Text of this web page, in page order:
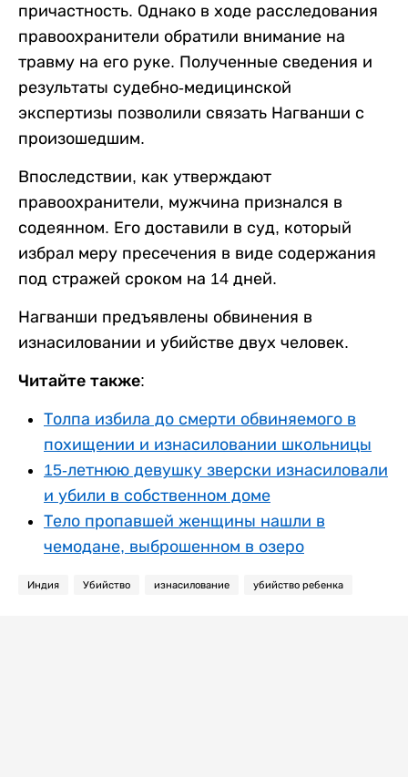
причастность. Однако в ходе расследования
правоохранители обратили внимание на
травму на его руке. Полученные сведения и
результаты судебно-медицинской
экспертизы позволили связать Нагванши с
произошедшим.
Впоследствии, как утверждают
правоохранители, мужчина признался в
содеянном. Его доставили в суд, который
избрал меру пресечения в виде содержания
под стражей сроком на 14 дней.
Нагванши предъявлены обвинения в
изнасиловании и убийстве двух человек.
Читайте также:
Толпа избила до смерти обвиняемого в
похищении и изнасиловании школьницы
15-летнюю девушку зверски изнасиловали
и убили в собственном доме
Тело пропавшей женщины нашли в
чемодане, выброшенном в озеро
Индия Убийство изнасилование убийство ребенка